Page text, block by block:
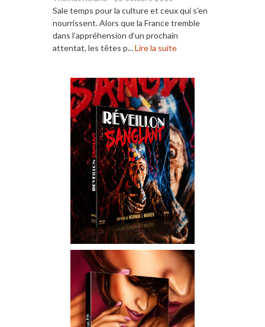
Sale temps pour la culture et ceux qui s’en
nourrissent. Alors que la France tremble
dans l’appréhension d’un prochain
attentat, les têtes p...Lire la suite